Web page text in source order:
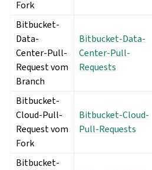
Fork
Bitbucket-
Data-
Center-Pull-
Request vom
Branch
Bitbucket-Data-
Center-Pull-
Requests
Bitbucket-
Cloud-Pull-
Request vom
Fork
Bitbucket-Cloud-
Pull-Requests
Bitbucket-